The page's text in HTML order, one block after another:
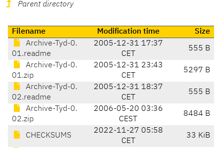
Parent directory
Filename Modification time
Size
Archive-Tyd-0.
01.readme
2005-12-31 17:37
CET
555 B
Archive-Tyd-0.
01.zip
2005-12-31 23:43
CET
5297 B
Archive-Tyd-0.
02.readme
2005-12-31 18:37
CET
555 B
Archive-Tyd-0.
02.zip
2006-05-20 03:36
CEST
8484 B
CHECKSUMS
2022-11-27 05:58
CET
33 KiB